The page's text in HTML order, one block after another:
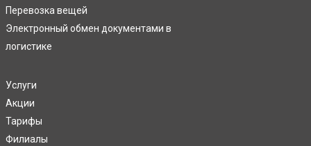
Перевозка вещей
Электронный обмен документами в
логистике
Услуги
Акции
Тарифы
Филиалы